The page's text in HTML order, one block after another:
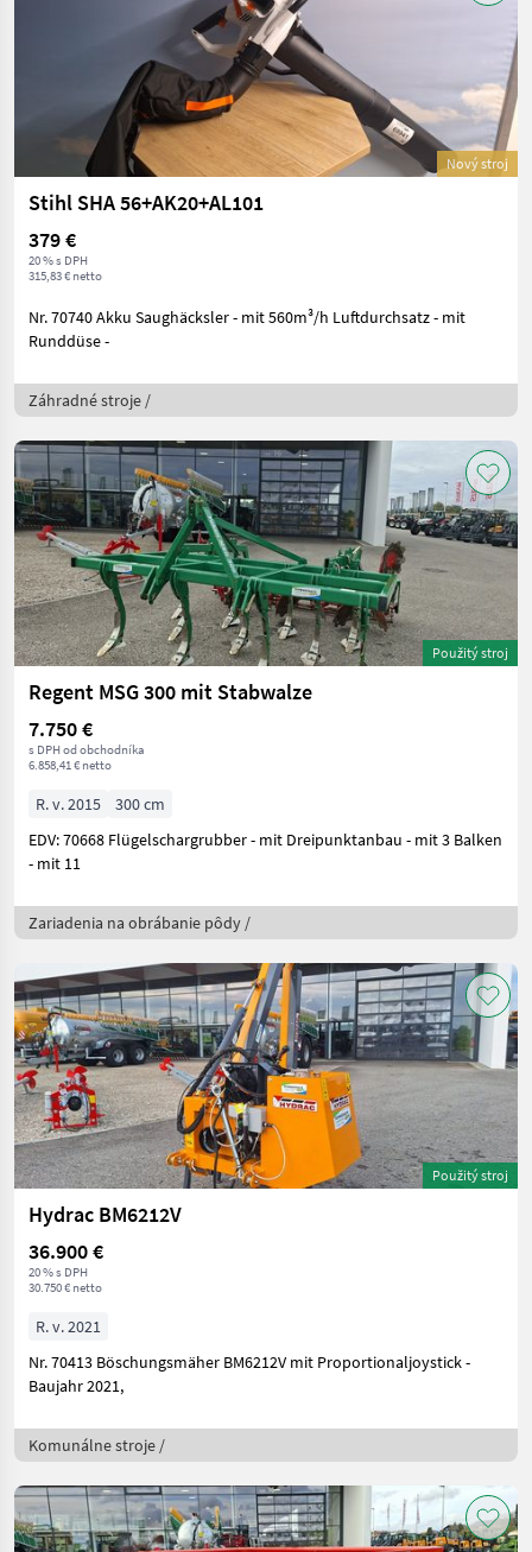
Nový stroj
Stihl SHA 56+AK20+AL101
379 €
20 % s DPH
315,83 € netto
Nr. 70740 Akku Saughäcksler - mit 560m³/h Luftdurchsatz - mit
Runddüse -
Záhradné stroje /
Použitý stroj
Regent MSG 300 mit Stabwalze
7.750 €
s DPH od obchodníka
6.858,41 € netto
R. v. 2015
300 cm
EDV: 70668 Flügelschargrubber - mit Dreipunktanbau - mit 3 Balken
- mit 11
Zariadenia na obrábanie pôdy /
Použitý stroj
Hydrac BM6212V
36.900 €
20 % s DPH
30.750 € netto
R. v. 2021
Nr. 70413 Böschungsmäher BM6212V mit Proportionaljoystick -
Baujahr 2021,
Komunálne stroje /